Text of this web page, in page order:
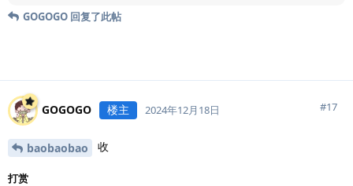
GOGOGO 回复了此帖
GOGOGO 楼主 2024年12月18日 #17
baobaobao 收
打赏